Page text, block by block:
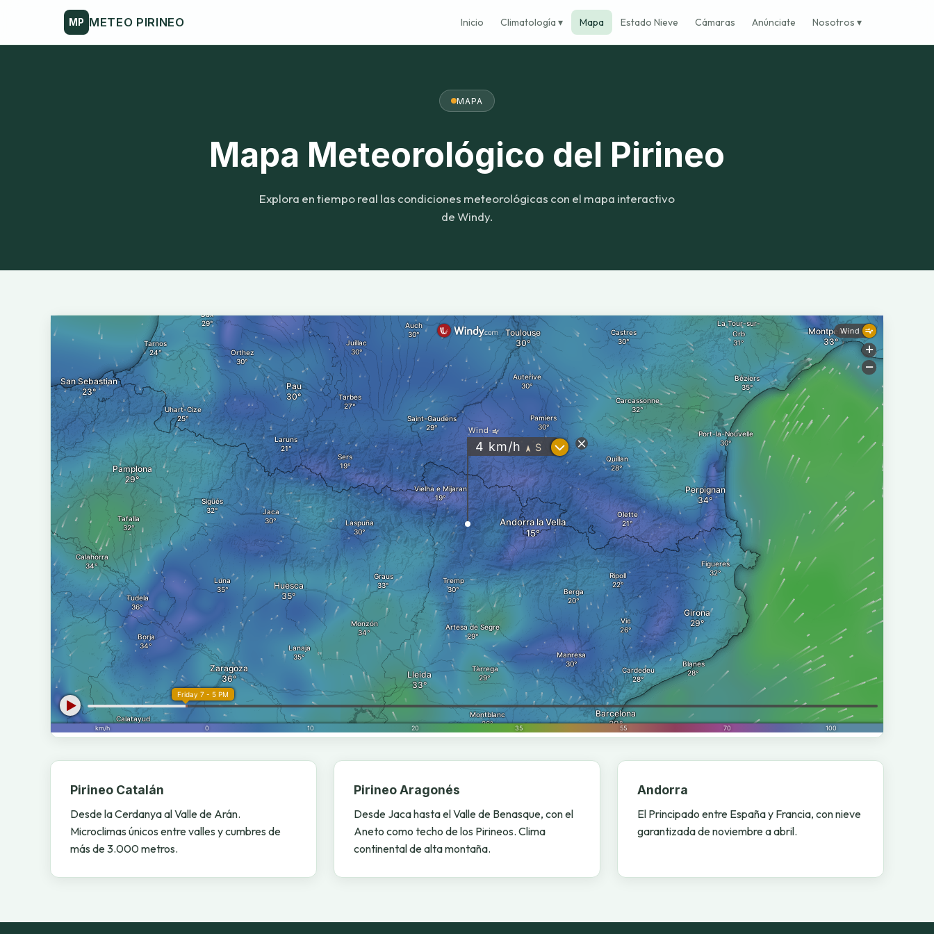
MP METEO PIRINEO Inicio Climatología ▾ Mapa Estado Nieve Cámaras Anúnciate Nosotros ▾
MAPA
Mapa Meteorológico del Pirineo
Explora en tiempo real las condiciones meteorológicas con el mapa interactivo
de Windy.
Pirineo Catalán
Desde la Cerdanya al Valle de Arán.
Microclimas únicos entre valles y cumbres de
más de 3.000 metros.
Pirineo Aragonés
Desde Jaca hasta el Valle de Benasque, con el
Aneto como techo de los Pirineos. Clima
continental de alta montaña.
Andorra
El Principado entre España y Francia, con nieve
garantizada de noviembre a abril.